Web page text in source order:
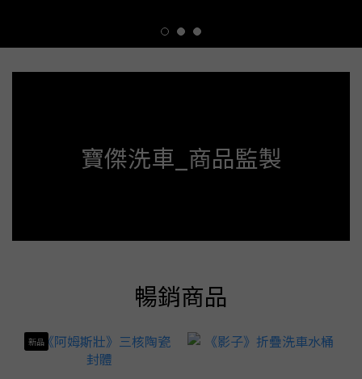
寶傑洗車_商品監製
暢銷商品
新品